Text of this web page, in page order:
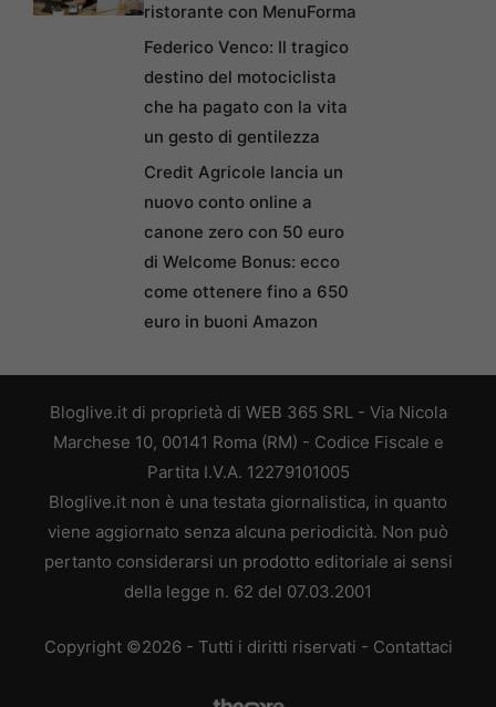
ristorante con MenuForma
Federico Venco: Il tragico
destino del motociclista
che ha pagato con la vita
un gesto di gentilezza
Credit Agricole lancia un
nuovo conto online a
canone zero con 50 euro
di Welcome Bonus: ecco
come ottenere fino a 650
euro in buoni Amazon
Bloglive.it di proprietà di WEB 365 SRL - Via Nicola
Marchese 10, 00141 Roma (RM) - Codice Fiscale e
Partita I.V.A. 12279101005
Bloglive.it non è una testata giornalistica, in quanto
viene aggiornato senza alcuna periodicità. Non può
pertanto considerarsi un prodotto editoriale ai sensi
della legge n. 62 del 07.03.2001
Copyright ©2026 - Tutti i diritti riservati - Contattaci